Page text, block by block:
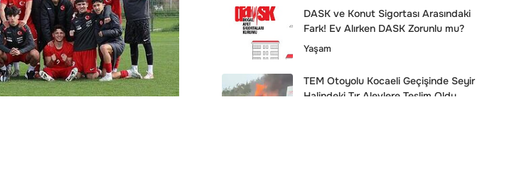
DASK ve Konut Sigortası Arasındaki
Fark! Ev Alırken DASK Zorunlu mu?
Yaşam
TEM Otoyolu Kocaeli Geçişinde Seyir
Halindeki Tır Alevlere Teslim Oldu